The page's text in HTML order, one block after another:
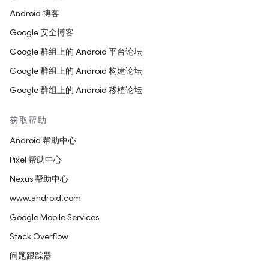
Android 博客
Google 安全博客
Google 群组上的 Android 平台论坛
Google 群组上的 Android 构建论坛
Google 群组上的 Android 移植论坛
获取帮助
Android 帮助中心
Pixel 帮助中心
Nexus 帮助中心
www.android.com
Google Mobile Services
Stack Overflow
问题跟踪器